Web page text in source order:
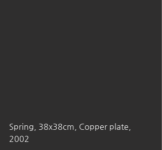
Spring, 38x38cm, Copper plate,
2002